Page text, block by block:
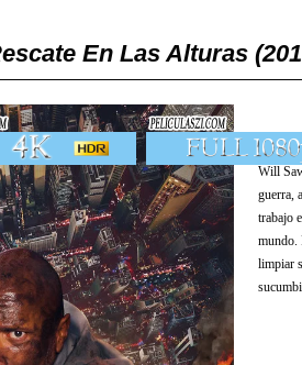
En Las Alturas
Will
guerra,
trabajo
mundo.
limpiar